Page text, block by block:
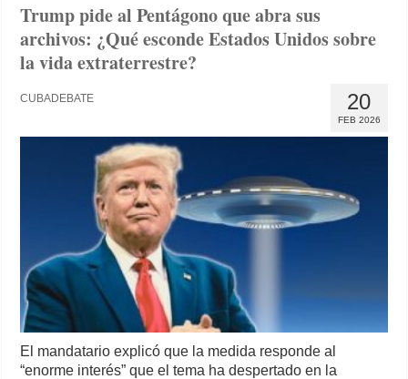
Trump pide al Pentágono que abra sus
archivos: ¿Qué esconde Estados Unidos sobre
la vida extraterrestre?
20
FEB 2026
CUBADEBATE
El mandatario explicó que la medida responde al
“enorme interés” que el tema ha despertado en la